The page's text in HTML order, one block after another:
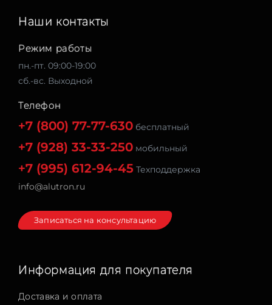
Наши контакты
Режим работы
пн.-пт. 09:00-19:00
сб.-вс. Выходной
Телефон
+7 (800) 77-77-630 бесплатный
+7 (928) 33-33-250 мобильный
+7 (995) 612-94-45 Техподдержка
info@alutron.ru
Записаться на консультацию
Информация для покупателя
Доставка и оплата